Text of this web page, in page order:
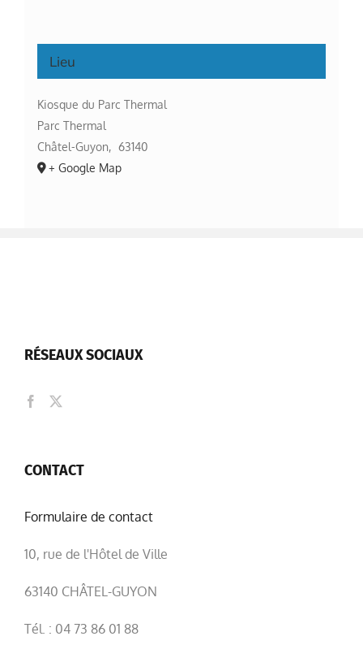
Lieu
Kiosque du Parc Thermal
Parc Thermal
Châtel-Guyon, 63140
+ Google Map
RÉSEAUX SOCIAUX
CONTACT
Formulaire de contact
10, rue de l'Hôtel de Ville
63140 CHÂTEL-GUYON
Tél. : 04 73 86 01 88